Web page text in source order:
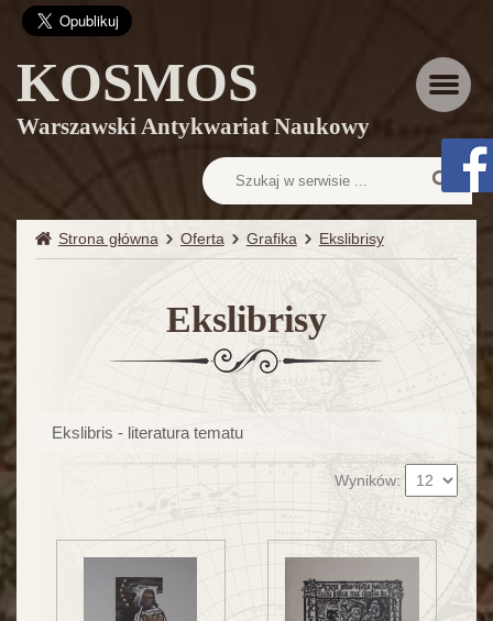
KOSMOS
Warszawski Antykwariat Naukowy
Strona główna Oferta Grafika Ekslibrisy
Ekslibrisy
Ekslibris - literatura tematu
Wyników: